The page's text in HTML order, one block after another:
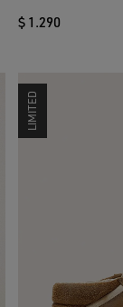
$ 1.290
LIMITED